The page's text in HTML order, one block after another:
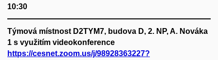
10:30
Týmová místnost D2TYM7, budova D, 2. NP, A. Nováka
1 s využitím videokonference
https://cesnet.zoom.us/j/98928363227?